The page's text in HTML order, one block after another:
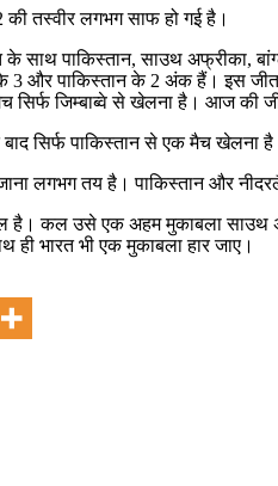
तस्वीर लगभग साफ हो गई है।
साथ पाकिस्तान, साउथ अफ्रीका,
के 3 और पाकिस्तान के 2 अंक हैं। इस
जिम्बाब्वे से खेलना है। आज की
सिर्फ पाकिस्तान से एक मैच खेलना
लगभग तय है। पाकिस्तान और
है। कल उसे एक अहम मुकाबला साउथ
ही भारत भी एक मुकाबला हार जाए।